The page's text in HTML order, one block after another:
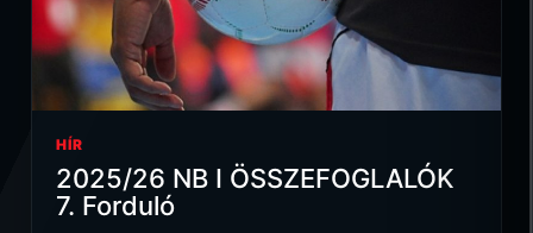
HÍR
2025/26 NB I ÖSSZEFOGLALÓK
7. Forduló